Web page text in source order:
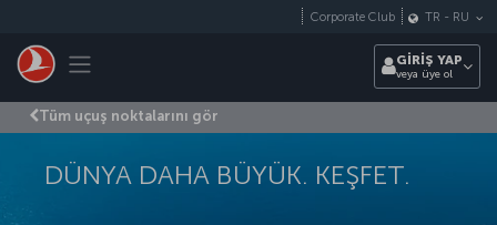
Toggle navigation
Corporate Club TR - RU
GİRİŞ YAP
veya üye ol
Tüm uçuş noktalarını gör
DÜNYA DAHA BÜYÜK. KEŞFET.